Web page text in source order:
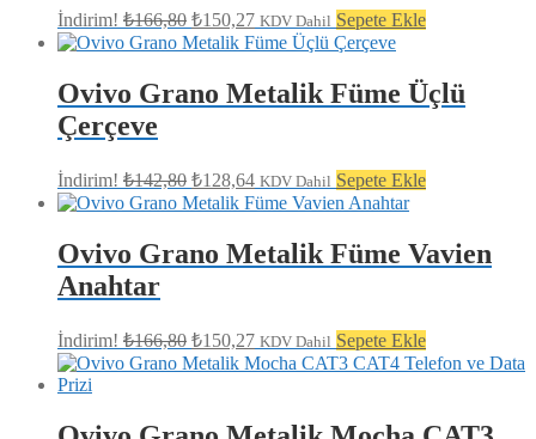
İndirim! ₺166,80 Orijinal
fiyat:
₺150,27Şu
andaki
fiyat:
₺150,27.
KDV Dahil Sepete Ekle
Ovivo Grano Metalik Füme Üçlü
Çerçeve
İndirim! ₺142,80 Orijinal
fiyat:
₺128,64 Şu
andaki
fiyat:
₺128,64.
KDV Dahil Sepete Ekle
Ovivo Grano Metalik Füme Vavien
Anahtar
İndirim! ₺166,80 Orijinal
fiyat:
₺150,27Şu
andaki
fiyat:
KDV Dahil Sepete Ekle